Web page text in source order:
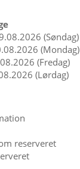
(Søndag)
(Mondag)
(Fredag)
(Lørdag)
reserveret